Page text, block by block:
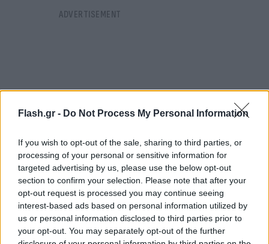
Flash.gr - Do Not Process My Personal Information
If you wish to opt-out of the sale, sharing to third parties, or
processing of your personal or sensitive information for
targeted advertising by us, please use the below opt-out
section to confirm your selection. Please note that after your
opt-out request is processed you may continue seeing
interest-based ads based on personal information utilized by
us or personal information disclosed to third parties prior to
your opt-out. You may separately opt-out of the further
https://www.youtube.com/watch?v=ig49a6rSb3E